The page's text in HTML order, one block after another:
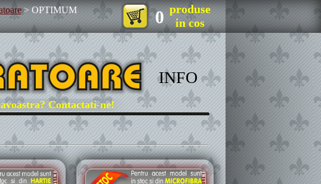
>OPTIMUM 0 produse
in cos
INFO
Contactati-ne!